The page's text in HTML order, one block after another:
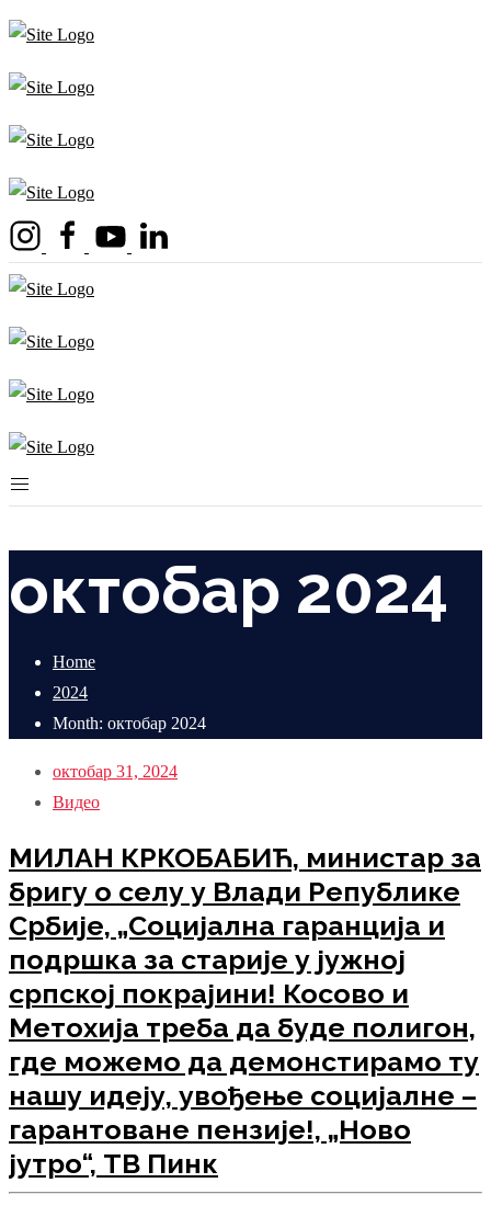
октобар 2024
Home
2024
Month: октобар 2024
октобар 31, 2024
Видео
МИЛАН КРКОБАБИЋ, министар за
бригу о селу у Влади Републике
Србије, „Социјална гаранција и
подршка за старије у јужној
српској покрајини! Косово и
Метохија треба да буде полигон,
где можемо да демонстирамо ту
нашу идеју, увођење социјалне –
гарантоване пензије!, „Ново
јутро“, ТВ Пинк